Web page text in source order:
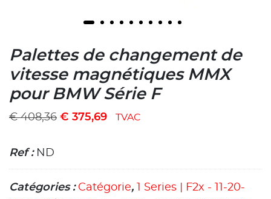
Palettes de changement de
vitesse magnétiques MMX
pour BMW Série F
€408,36 € 375,69 TVAC
Ref : ND
Catégories : Catégorie,
1 Series | F2x - 11-20-